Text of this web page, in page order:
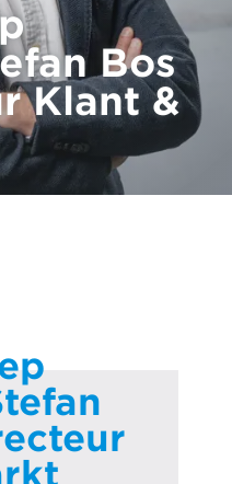
Bos
Klant &